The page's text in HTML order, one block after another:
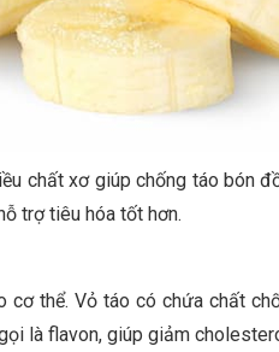
chất xơ giúp chống táo bón
trợ tiêu hóa tốt hơn.
thể. Vỏ táo có chứa chất
là flavon, giúp giảm